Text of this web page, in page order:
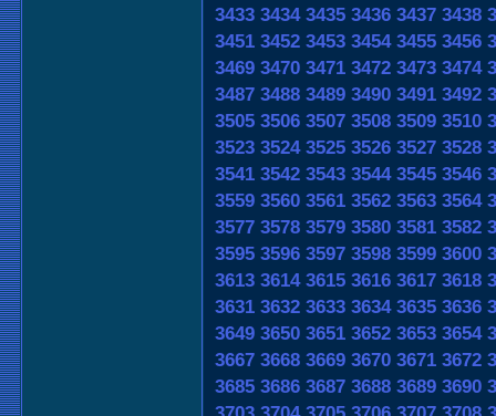
3433 3434 3435 3436 3437 3438
3451 3452 3453 3454 3455 3456
3469 3470 3471 3472 3473 3474
3487 3488 3489 3490 3491 3492
3505 3506 3507 3508 3509 3510
3523 3524 3525 3526 3527 3528
3541 3542 3543 3544 3545 3546
3559 3560 3561 3562 3563 3564
3577 3578 3579 3580 3581 3582
3595 3596 3597 3598 3599 3600
3613 3614 3615 3616 3617 3618
3631 3632 3633 3634 3635 3636
3649 3650 3651 3652 3653 3654
3667 3668 3669 3670 3671 3672
3685 3686 3687 3688 3689 3690